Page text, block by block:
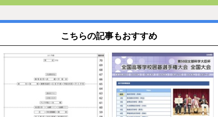
こちらの記事もおすすめ